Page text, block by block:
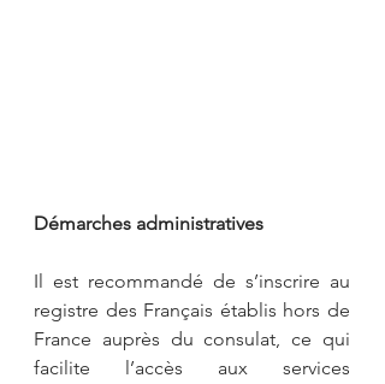
Démarches administratives
Il est recommandé de s’inscrire au
registre des Français établis hors de
France auprès du consulat, ce qui
facilite l’accès aux services